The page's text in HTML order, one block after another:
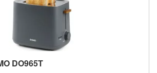
DO965T